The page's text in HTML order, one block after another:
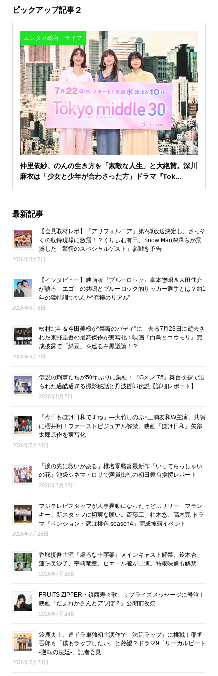
ピックアップ記事２
エンタメ総合・ライフ
仲里依紗、のんの生き方を「素敵な人生」と大絶賛。深川
麻衣は「少女と少年が合わさった方」ドラマ『Tok...
最新記事
【会見取材レポ】『アリフォルニア』第2弾放送決定し、さっそ
くの収録現場に激震！？くりぃむ有田、Snow Man深澤らが震
撼した「驚愕のスペシャルゲスト」参戦を予告
2026年8月7日
【インタビュー】映画版『ブルーロック』富本惣昭＆木田佳介
が語る「エゴ」の共鳴とブルーロック的サッカー選手とは？約1
年の猛特訓で挑んだ“究極のリアル”
2026年8月6日
松村北斗＆今田美桜が“禁断のバディ”に！去る7月23日に逝去さ
れた東野圭吾の最高傑作が実写化！映画『白鳥とコウモリ』完
成披露で「納豆」を巡る白黒議論！？
2026年8月2日
伝説の刑事たちが50年ぶりに集結！『Gメン’75』舞台挨拶で語
られた過酷過ぎる撮影秘話と丹波哲郎伝説【詳細レポート】
2026年8月2日
「今日もぼけ日和ですね」―大竹しのぶ×三浦友和W主演、共演
に櫻井翔！ファーストビジュアル解禁。映画『ぼけ日和』矢部
太郎原作を実写化
2026年7月28日
「涙の先に救いがある」椎名零監督最新作『いってらっしゃい
の花』池袋シネマ・ロサで満員御礼の初日舞台挨拶レポート
2026年7月28日
フジテレビスタッフが人事異動になったけど…リリー・フラン
キー、新スタッフに切実な願い。斎藤工、柏木悠、高木完 ドラ
マ『ペンション・恋は桃色 season4』完成披露イベント
2026年7月26日
香取慎吾主演『虚ろな十字架』メインキャスト解禁。鈴木杏、
蓮佛美沙子、宇崎竜童、ピエール瀧が出演。特報映像も解禁
2026年7月26日
FRUITS ZIPPER・鎮西寿々歌、サプライズメッセージに号泣！
映画『だぁれかさんとアソぼ？』公開前夜祭
2026年7月24日
鈴鹿央士、連ドラ単独初主演作で「法廷ラップ」に挑戦！稲垣
吾郎も「僕もラップしたい」と熱望？ドラマ9「リーガルビート
-逆転の法廷-」記者会見
2026年7月23日